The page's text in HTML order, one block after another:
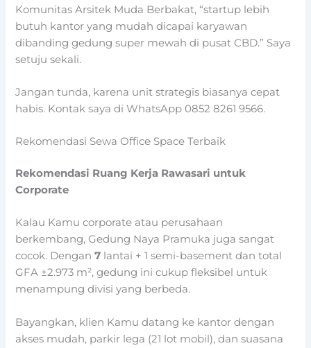
Komunitas Arsitek Muda Berbakat, “startup lebih
butuh kantor yang mudah dicapai karyawan
dibanding gedung super mewah di pusat CBD.” Saya
setuju sekali.
Jangan tunda, karena unit strategis biasanya cepat
habis. Kontak saya di WhatsApp 0852 8261 9566.
Rekomendasi Sewa Office Space Terbaik
Rekomendasi Ruang Kerja Rawasari untuk
Corporate
Kalau Kamu corporate atau perusahaan
berkembang, Gedung Naya Pramuka juga sangat
cocok. Dengan7 lantai + 1 semi-basement dan total
GFA ±2.973 m², gedung ini cukup fleksibel untuk
menampung divisi yang berbeda.
Bayangkan, klien Kamu datang ke kantor dengan
akses mudah, parkir lega (21 lot mobil), dan suasana